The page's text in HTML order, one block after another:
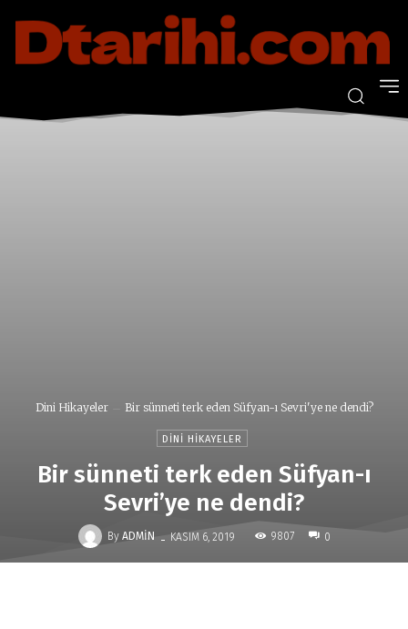
Dini Hikayeler Bir sünneti terk eden Süfyan-ı Sevri'ye ne dendi?
DINI HIKAYELER
Bir sünneti terk eden Süfyan-ı
Sevri’ye ne dendi?
By ADMIN - KASIM 6, 2019 9807 0